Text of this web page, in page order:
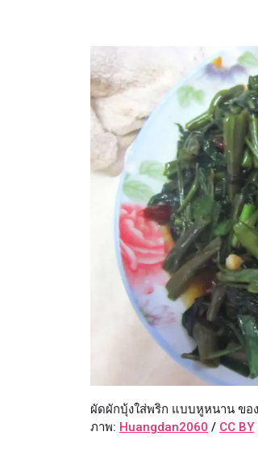
ผัดผักบุ้งใส่พริก แบบหูหนาน ขอ
ภาพ: Huangdan2060 / CC BY